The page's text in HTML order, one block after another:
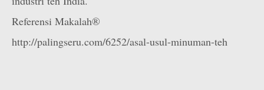
Referensi Makalah®
http://palingseru.com/6252/asal-usul-minuman-teh